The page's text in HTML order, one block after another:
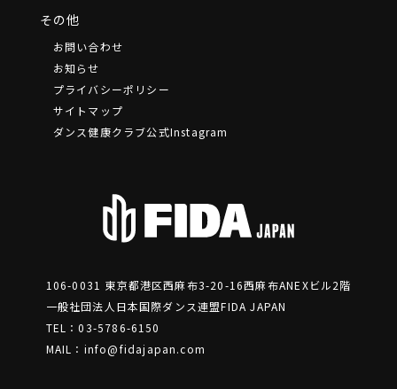
その他
お問い合わせ
お知らせ
プライバシーポリシー
サイトマップ
ダンス健康クラブ公式Instagram
106-0031 東京都港区⻄麻布3-20-16⻄麻布ANEXビル2階
一般社団法人日本国際ダンス連盟FIDA JAPAN
TEL：03-5786-6150
MAIL： info@fidajapan.com